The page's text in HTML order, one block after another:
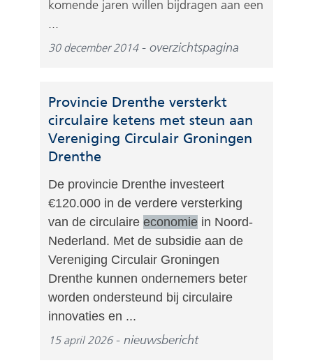
komende jaren willen bijdragen aan een
...
30 december 2014 overzichtspagina
Provincie Drenthe versterkt
circulaire ketens met steun aan
Vereniging Circulair Groningen
Drenthe
De provincie Drenthe investeert
€120.000 in de verdere versterking
van de circulaire economiein Noord-
Nederland. Met de subsidie aan de
Vereniging Circulair Groningen
Drenthe kunnen ondernemers beter
worden ondersteund bij circulaire
innovaties en ...
15 april 2026 nieuwsbericht